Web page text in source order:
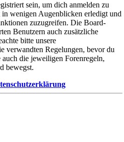
sein, um dich anmelden zu
wenigen Augenblicken erledigt und
zuzugreifen. Die Board-
Benutzern auch zusätzliche
bitte unsere
verwandten Regelungen, bevor du
die jeweiligen Forenregeln,
bewegst.